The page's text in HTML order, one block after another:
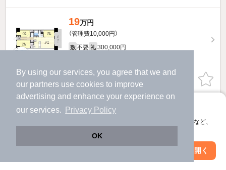
By using our services, you agree that we and
our partners use cookies to improve
advertising and enhance your experience on
our services.
Privacy Policy
OK
アプリに切り替えて、サクサクお部屋探し
会員登録なしですぐ使える。マップ検索やお気に入り保存など、
アプリを開く
19万円
（管理費10,000円）
敷 不要 礼 300,000円
物件詳細を見る
ほか提供
絞り込み条件を変更